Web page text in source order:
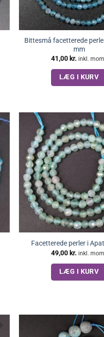
Bittesmå facetterede
mm
41,00 kr. inkl.
LÆG I KURV
Facetterede perler i
49,00 kr. inkl.
LÆG I KURV